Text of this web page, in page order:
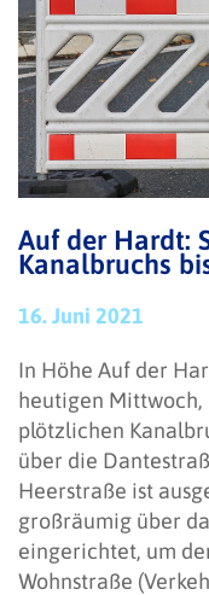
Auf der Hardt:
Kanalbruchs
16. Juni 2021
In Höhe Auf der
heutigen Mittwoch,
plötzlichen
über die
Heerstraße ist
großräumig über
eingerichtet, um
Wohnstraße